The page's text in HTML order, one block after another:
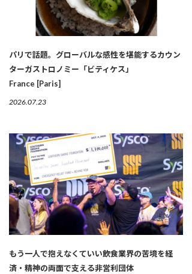
パリで話題。グローバルな感性を堪能するカウン
ターガストロノミー「ビティケス」
France [Paris]
2026.07.23
もう一人で抱えなくていい――飲食業界の苦境を経
済・精神の両面で支える非営利団体